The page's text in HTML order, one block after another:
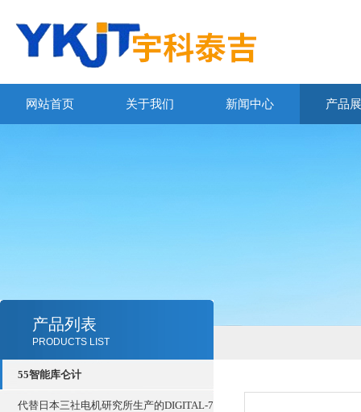
网站首页 关于我们 新闻中心 产品
产品列表
PRODUCTS LIST
55智能库仑计
代替日本三社电机研究所生产的DIGITAL-7